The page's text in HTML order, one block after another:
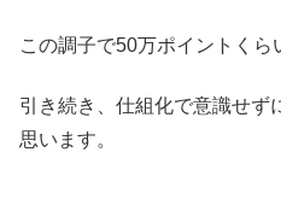
この調子で50万ポイントくら
引き続き、仕組化で意識せず
思います。